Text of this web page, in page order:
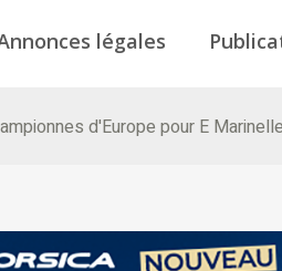
légales
d'Europe pour E